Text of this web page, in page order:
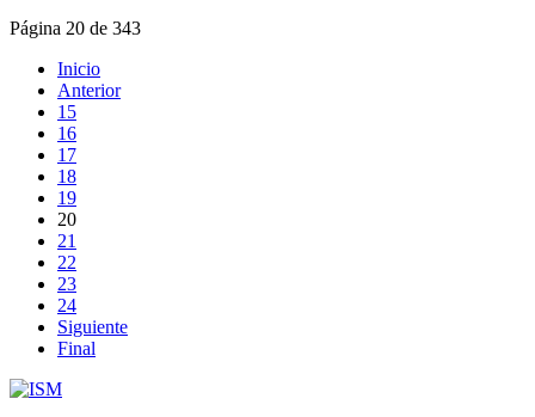
Página 20 de 343
Inicio
Anterior
15
16
17
18
19
20
21
22
23
24
Siguiente
Final